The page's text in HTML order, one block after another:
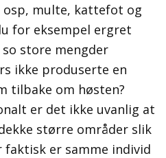
osp, multe, kattefot og
for eksempel ergret
store mengder
ikke produserte en
tilbake om høsten?
er det ikke uvanlig at
større områder slik
faktisk er samme individ